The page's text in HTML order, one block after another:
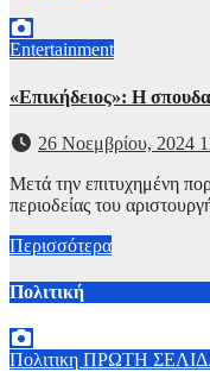
Entertainment
«Επικήδειος»: Η
26 Νοεμβρίου, 2024
Μετά την επιτυχημένη
περιοδείας του
Περισσότερα
Πολιτική
Πολιτικη ΠΡΩΤΗ